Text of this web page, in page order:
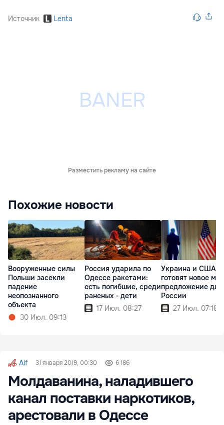
Источник Lenta
Разместить рекламу на сайте
Похожие новости
Вооруженные силы
Польши засекли
падение
неопознанного
объекта
30 Июл. 09:13
Россия ударила по
Одессе ракетами:
есть погибшие, среди
раненых - дети
17 Июл. 08:27
Украина и США
готовят новое
предложение для
России
27 Июл. 07:18
Aif 31 января 2019, 00:30 6 186
Молдаванина, наладившего
канал поставки наркотиков,
арестовали в Одессе